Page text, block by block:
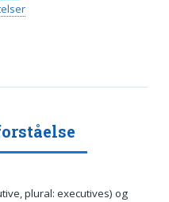
plural: executives) og